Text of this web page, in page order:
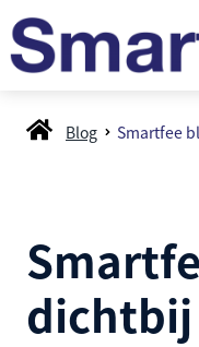
Blog Smartfee
dichtbij